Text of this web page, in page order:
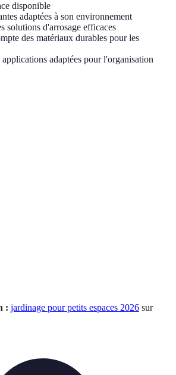
disponible
adaptées à son environnement
solutions d'arrosage efficaces
des matériaux durables pour les
adaptées pour l'organisation
: jardinage pour petits espaces 2026 sur